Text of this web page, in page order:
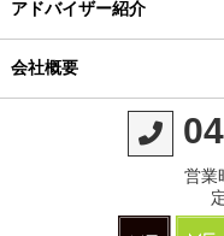
アドバイザー紹介
会社概要
営業